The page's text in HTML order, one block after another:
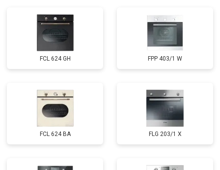
FCL 624 GH FPP 403/1 W
FCL 624 BA FLG 203/1 X